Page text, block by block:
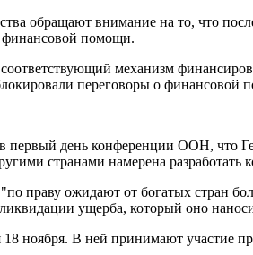
обращают внимание на то, что
финансовой помощи.
механизм
переговоры о
день конференции ООН, что
странами намерена разработать
праву ожидают от богатых стран
ущерба, который оно
ноября. В ней принимают участие